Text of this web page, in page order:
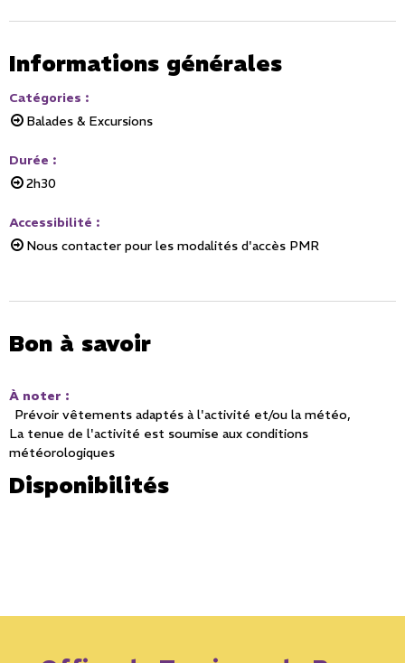
Informations générales
Catégories :
Balades & Excursions
Durée :
2h30
Accessibilité :
Nous contacter pour les modalités d'accès PMR
Bon à savoir
À noter :
Prévoir vêtements adaptés à l'activité et/ou la météo
La tenue de l'activité est soumise aux conditions
météorologiques
Disponibilités